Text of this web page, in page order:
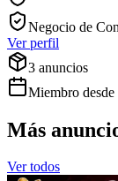
Negocio de
Ver perfil
3 anuncios
Miembro desde
Más
Ver todos